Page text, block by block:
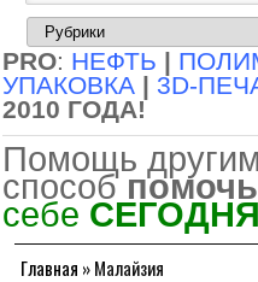
PRO: НЕФТЬ |
УПАКОВКА | 3D-
2010 ГОДА!
Помощь
способ
себе СЕГОДНЯ
Главная »Малайзия